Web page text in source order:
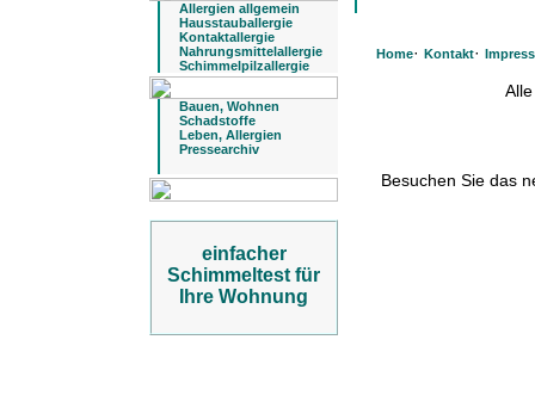
Allergien allgemein
Hausstauballergie
Kontaktallergie
Nahrungsmittelallergie
Schimmelpilzallergie
Bauen, Wohnen
Schadstoffe
Leben, Allergien
Pressearchiv
einfacher
Schimmeltest für
Ihre Wohnung
Home· Kontakt·
Besuchen Sie das